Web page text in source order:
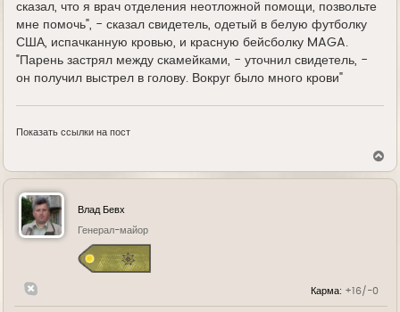
сказал, что я врач отделения неотложной помощи, позвольте
мне помочь", - сказал свидетель, одетый в белую футболку
США, испачканную кровью, и красную бейсболку MAGA.
"Парень застрял между скамейками, - уточнил свидетель, -
он получил выстрел в голову. Вокруг было много крови"
Показать ссылки на пост
р
ч
Влад Бевх
Генерал-майор
Карма: +16/-0